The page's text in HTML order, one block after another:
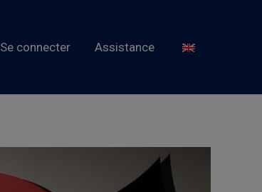
Se connecter Assistance